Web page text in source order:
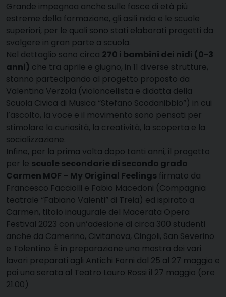
Grande impegnoa anche sulle fasce di età più
estreme della formazione, gli asili nido e le scuole
superiori, per le quali sono stati elaborati progetti da
svolgere in gran parte a scuola.
Nel dettaglio sono circa 270 i bambini dei nidi (0-3
anni) che tra aprile e giugno, in 11 diverse strutture,
stanno partecipando al progetto proposto da
Valentina Verzola (violoncellista e didatta della
Scuola Civica di Musica “Stefano Scodanibbio”) in cui
l’ascolto, la voce e il movimento sono pensati per
stimolare la curiosità, la creatività, la scoperta e la
socializzazione.
Infine, per la prima volta dopo tanti anni, il progetto
per le scuole secondarie di secondo grado
Carmen MOF – My Original Feelings firmato da
Francesco Facciolli e Fabio Macedoni (Compagnia
teatrale “Fabiano Valenti” di Treia) ed ispirato a
Carmen, titolo inaugurale del Macerata Opera
Festival 2023 con un’adesione di circa 300 studenti
anche da Camerino, Civitanova, Cingoli, San Severino
e Tolentino. È in preparazione una mostra dei vari
lavori preparati agli Antichi Forni dal 25 al 27 maggio e
poi una serata al Teatro Lauro Rossi il 27 maggio (ore
21.00)